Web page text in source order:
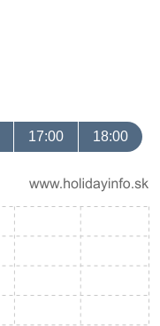
17:00 18:00